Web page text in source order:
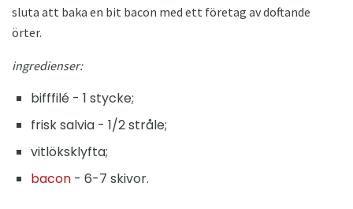
sluta att baka en bit bacon med ett företag av doftande
örter.
ingredienser:
bifffilé - 1 stycke;
frisk salvia - 1/2 stråle;
vitlöksklyfta;
bacon - 6-7 skivor.